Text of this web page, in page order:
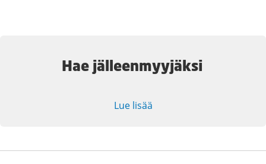
Hae jälleenmyyjäksi
Lue lisää